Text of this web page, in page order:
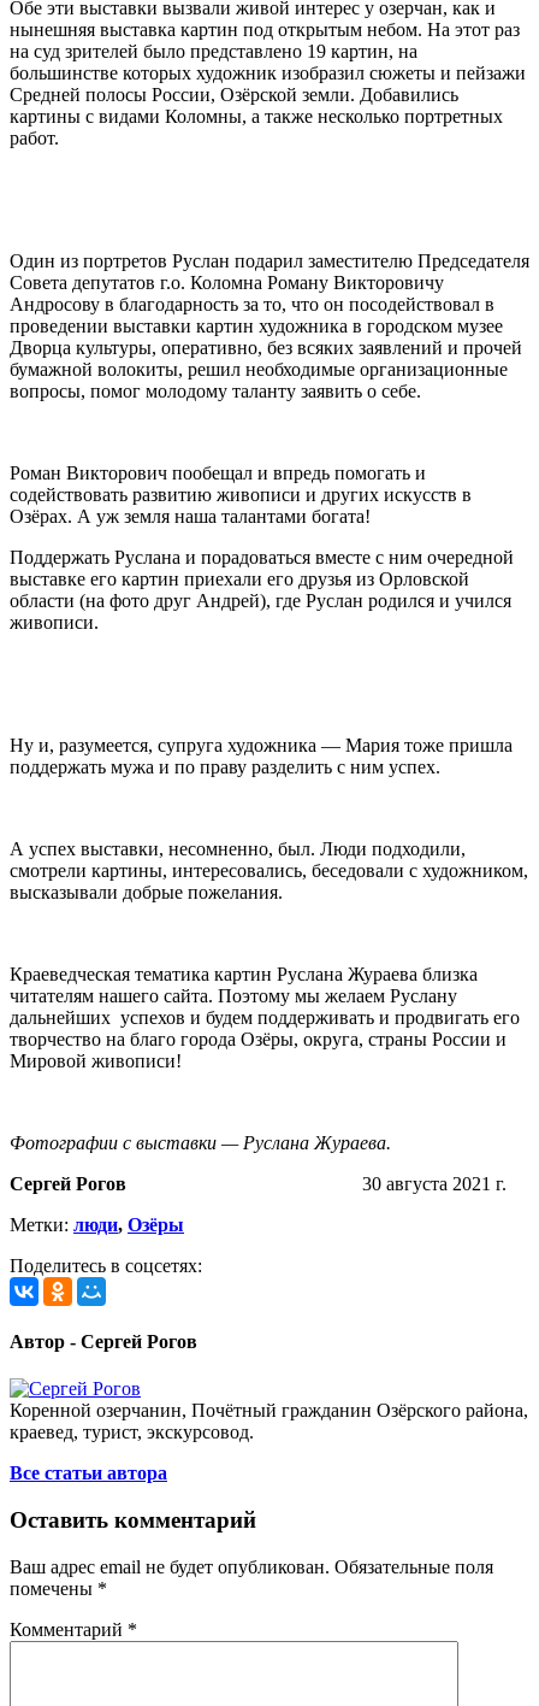
Обе эти выставки вызвали живой интерес у озерчан, как и
нынешняя выставка картин под открытым небом. На этот раз
на суд зрителей было представлено 19 картин, на
большинстве которых художник изобразил сюжеты и пейзажи
Средней полосы России, Озёрской земли. Добавились
картины с видами Коломны, а также несколько портретных
работ.
Один из портретов Руслан подарил заместителю Председателя
Совета депутатов г.о. Коломна Роману Викторовичу
Андросову в благодарность за то, что он посодействовал в
проведении выставки картин художника в городском музее
Дворца культуры, оперативно, без всяких заявлений и прочей
бумажной волокиты, решил необходимые организационные
вопросы, помог молодому таланту заявить о себе.
Роман Викторович пообещал и впредь помогать и
содействовать развитию живописи и других искусств в
Озёрах. А уж земля наша талантами богата!
Поддержать Руслана и порадоваться вместе с ним очередной
выставке его картин приехали его друзья из Орловской
области (на фото друг Андрей), где Руслан родился и учился
живописи.
Ну и, разумеется, супруга художника — Мария тоже пришла
поддержать мужа и по праву разделить с ним успех.
А успех выставки, несомненно, был. Люди подходили,
смотрели картины, интересовались, беседовали с художником,
высказывали добрые пожелания.
Краеведческая тематика картин Руслана Жураева близка
читателям нашего сайта. Поэтому мы желаем Руслану
дальнейших успехов и будем поддерживать и продвигать его
творчество на благо города Озёры, округа, страны России и
Мировой живописи!
Фотографии с выставки — Руслана Жураева.
Сергей Рогов
30 августа 2021 г.
Метки: люди, Озёры
Поделитесь в соцсетях:
Автор - Сергей Рогов
Коренной озерчанин, Почётный гражданин Озёрского района,
краевед, турист, экскурсовод.
Все статьи автора
Оставить комментарий
Ваш адрес email не будет опубликован. Обязательные поля
помечены *
Комментарий *